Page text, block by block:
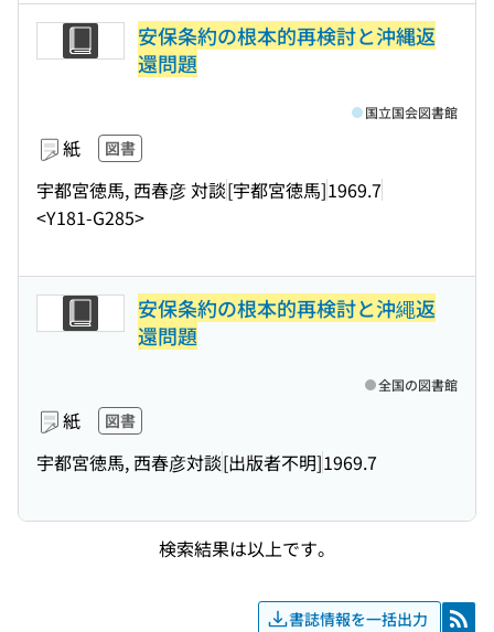
安保条約の根本的再検討と沖縄返
還問題
紙 図書
宇都宮徳馬, 西春彦 対談[宇都宮徳馬]1969.7
<Y181-G285>
国立国会図書館
安保条約の根本的再検討と沖繩返
還問題
紙 図書
宇都宮徳馬, 西春彦対談[出版者不明]1969.7
全国の図書館
検索結果は以上です。
書誌情報を一括出力